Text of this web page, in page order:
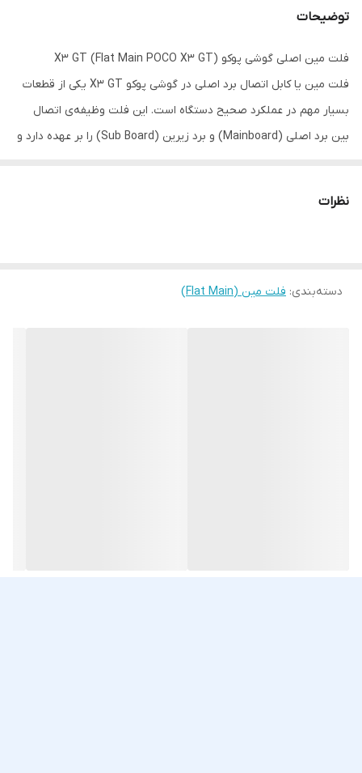
توضیحات
فلت مین اصلی گوشی پوکو X3 GT (Flat Main POCO X3 GT)
فلت مین یا کابل اتصال برد اصلی در گوشی پوکو X3 GT یکی از قطعات
بسیار مهم در عملکرد صحیح دستگاه است. این فلت وظیفه‌ی اتصال
بین برد اصلی (Mainboard) و برد زیرین (Sub Board) را بر عهده دارد و
خرابی فلت مین می‌تواند باعث قطع کامل ارتباط بین بخش‌های اصلی
نظرات
دسته‌بندی: فلت مین (Flat Main)